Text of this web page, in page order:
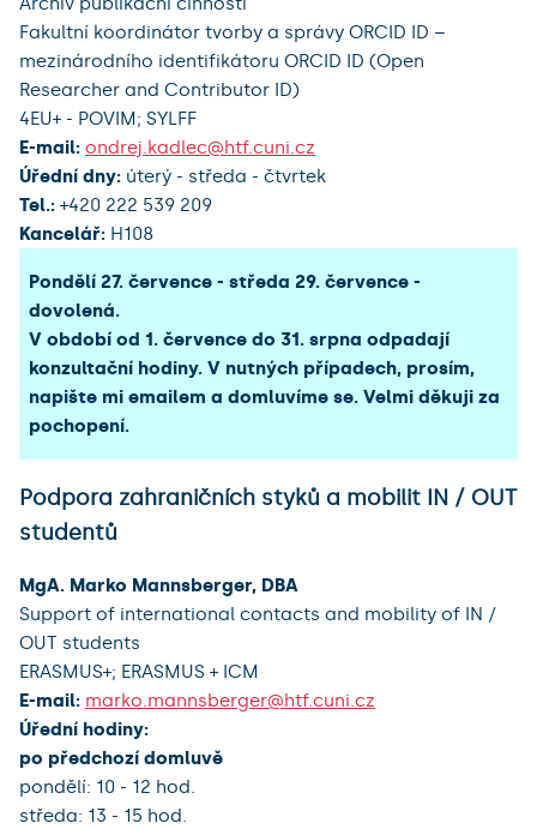
Fakultní koordinátor tvorby a správy ORCID ID –
mezinárodního identifikátoru ORCID ID (Open
Researcher and Contributor ID)
4EU+ - POVIM; SYLFF
E-mail: ondrej.kadlec@htf.cuni.cz
Úřední dny: úterý - středa - čtvrtek
Tel.: +420 222 539 209
Kancelář: H108
Pondělí 27. července - středa 29. července -
dovolená.
V období od 1. července do 31. srpna odpadají
konzultační hodiny. V nutných případech, prosím,
napište mi emailem a domluvíme se. Velmi děkuji za
pochopení.
Podpora zahraničních styků a mobilit IN / OUT
studentů
MgA. Marko Mannsberger, DBA
Support of international contacts and mobility of IN /
OUT students
ERASMUS+; ERASMUS + ICM
E-mail: marko.mannsberger@htf.cuni.cz
Úřední hodiny:
po předchozí domluvě
pondělí: 10 - 12 hod.
středa: 13 - 15 hod.